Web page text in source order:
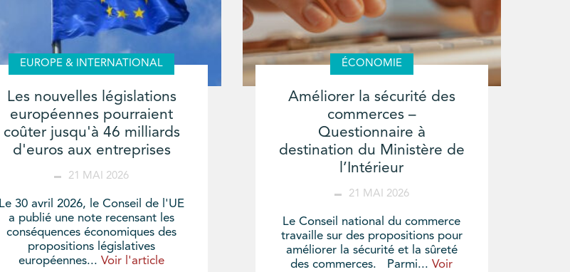
EUROPE & INTERNATIONAL
Les nouvelles législations
européennes pourraient
coûter jusqu'à 46 milliards
d'euros aux entreprises
21 MAI 2026
Le 30 avril 2026, le Conseil de l'UE
a publié une note recensant les
conséquences économiques des
propositions législatives
européennes...Voir l'article
ÉCONOMIE
Améliorer la sécurité des
commerces –
Questionnaire à
destination du Ministère de
l’Intérieur
21 MAI 2026
Le Conseil national du commerce
travaille sur des propositions pour
améliorer la sécurité et la sûreté
des commerces. Parmi...Voir